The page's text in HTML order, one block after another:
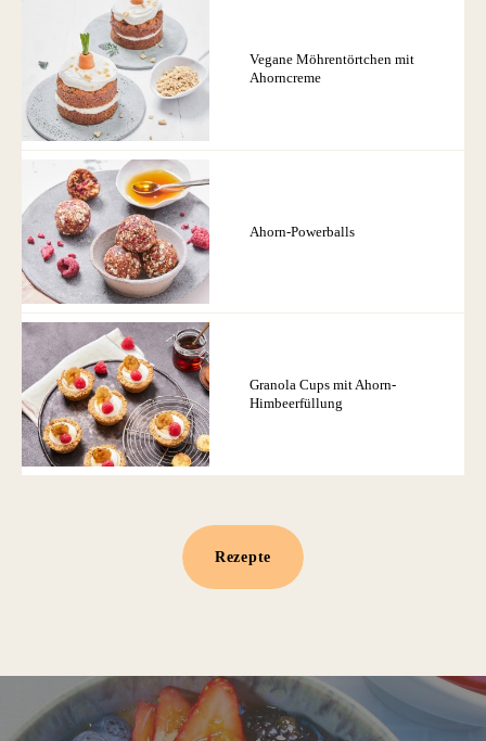
Vegane Möhrentörtchen mit
Ahorncreme
Ahorn-Powerballs
Granola Cups mit Ahorn-
Himbeerfüllung
Rezepte